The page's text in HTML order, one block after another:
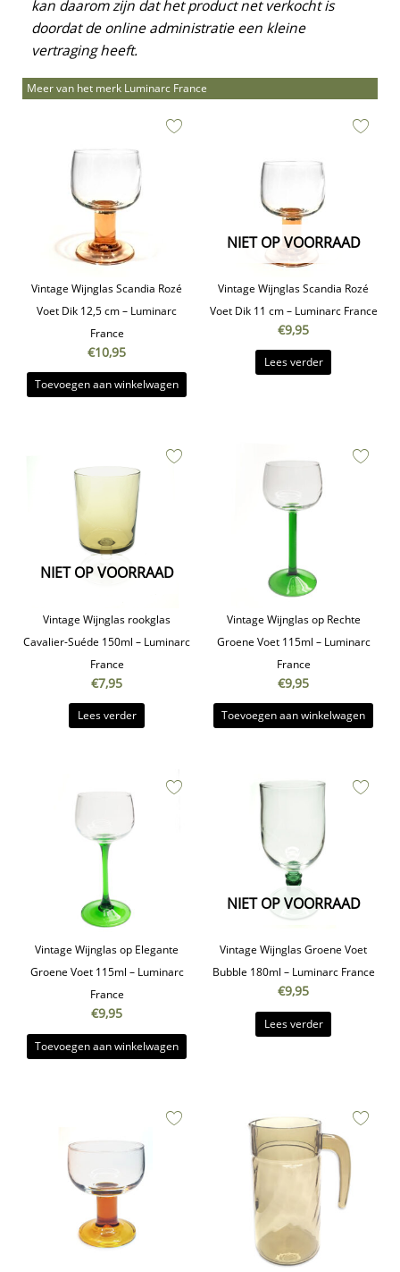
kan daarom zijn dat het product net verkocht is
doordat de online administratie een kleine
vertraging heeft.
Meer van het merk Luminarc France
Vintage Wijnglas Scandia Rozé
Voet Dik 12,5 cm – Luminarc
France
€10,95
Toevoegen aan winkelwagen
NIET OP VOORRAAD
Vintage Wijnglas Scandia Rozé
Voet Dik 11 cm – Luminarc France
€9,95
Lees verder
NIET OP VOORRAAD
Vintage Wijnglas rookglas
Cavalier-Suéde 150ml – Luminarc
France
€7,95
Lees verder
Vintage Wijnglas op Rechte
Groene Voet 115ml – Luminarc
France
€9,95
Toevoegen aan winkelwagen
Vintage Wijnglas op Elegante
Groene Voet 115ml – Luminarc
France
€9,95
Toevoegen aan winkelwagen
NIET OP VOORRAAD
Vintage Wijnglas Groene Voet
Bubble 180ml – Luminarc France
€9,95
Lees verder